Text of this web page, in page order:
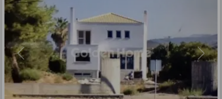
Previous Next